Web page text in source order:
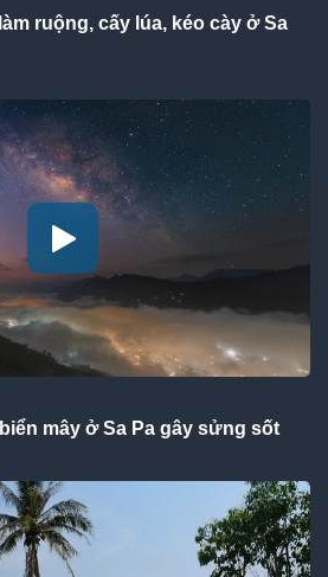
ruộng, cấy lúa, kéo cày ở Sa
mây ở Sa Pa gây sửng sốt